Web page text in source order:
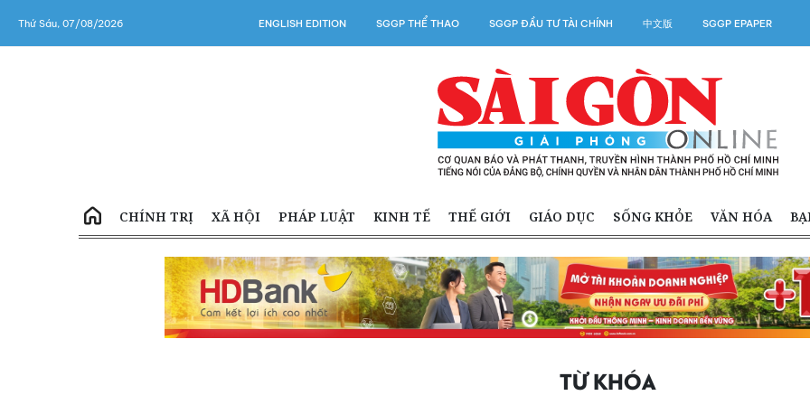
Thứ Sáu, 07/08/2026 ENGLISH EDITION SGGP THỂ THAO SGGP ĐẦU TƯ TÀI CHÍNH 中文版 SGGP EPAPER
CHÍNH TRỊ XÃ HỘI PHÁP LUẬT KINH TẾ THẾ GIỚI GIÁO DỤC SỐNG KHỎE VĂN HÓA
TỪ KHÓA